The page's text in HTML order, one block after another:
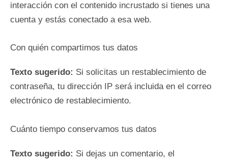
interacción con el contenido incrustado si tienes una
cuenta y estás conectado a esa web.
Con quién compartimos tus datos
Texto sugerido: Si solicitas un restablecimiento de
contraseña, tu dirección IP será incluida en el correo
electrónico de restablecimiento.
Cuánto tiempo conservamos tus datos
Texto sugerido: Si dejas un comentario, el